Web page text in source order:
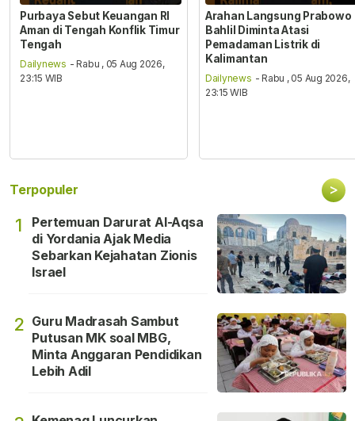
Purbaya Sebut Keuangan RI
Aman di Tengah Konflik Timur
Tengah
Dailynews - Rabu , 05 Aug 2026,
23:15 WIB
Arahan Langsung Prabowo
Bahlil Diminta Atasi
Pemadaman Listrik di
Kalimantan
Dailynews - Rabu , 05 Aug 2026,
23:15 WIB
Terpopuler >
1
Pertemuan Darurat Al-Aqsa
di Yordania Ajak Media
Sebarkan Kejahatan Zionis
Israel
2 Guru Madrasah Sambut
Putusan MK soal MBG,
Minta Anggaran Pendidikan
Lebih Adil